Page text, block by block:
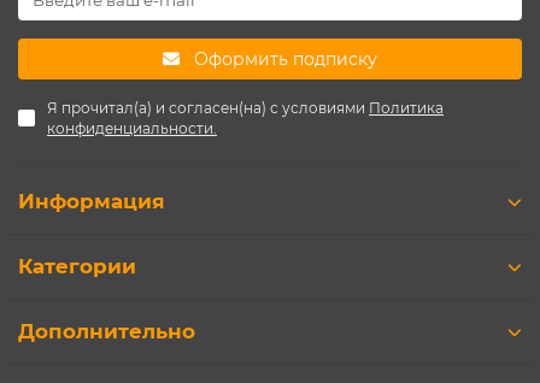
Оформить подписку
Я прочитал(а) и согласен(на) с условиями Политика
конфиденциальности.
Информация
Категории
Дополнительно